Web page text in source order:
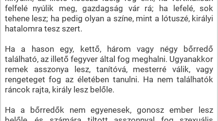
felfelé nyúlik meg, gazdagság vár rá; ha lefelé, sok
tehene lesz; ha pedig olyan a színe, mint a lótuszé, királyi
hatalomra tesz szert.
Ha a hason egy, kettő, három vagy négy bőrredő
található, az illető fegyver által fog meghalni. Ugyanakkor
remek asszonya lesz, tanítóvá, mesterré válik, vagy
rengeteget fog az életében tanulni. Ha nem találhatók
ráncok rajta, király lesz belőle.
Ha a bőrredők nem egyenesek, gonosz ember lesz